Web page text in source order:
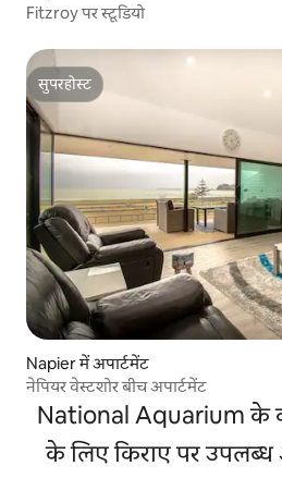
Fitzroy पर स्टूडियो
सुपरहोस्ट
सुपरहोस्ट
Napier में अपार्टमेंट
नेपियर वेस्टशोर बीच अपार्टमेंट
National Aquarium के
के लिए किराए पर उपलब्ध